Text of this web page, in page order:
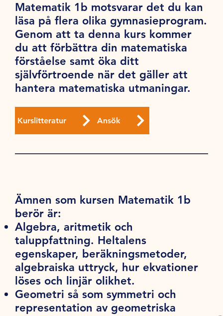
Matematik 1b motsvarar det du kan
läsa på flera olika gymnasieprogram.
Genom att ta denna kurs kommer
du att förbättra din matematiska
förståelse samt öka ditt
självförtroende när det gäller att
hantera matematiska utmaningar.
Kurslitteratur Ansök
Ämnen som kursen Matematik 1b
berör är:
Algebra, aritmetik och
taluppfattning. Heltalens
egenskaper, beräkningsmetoder,
algebraiska uttryck, hur ekvationer
löses och linjär olikhet.
Geometri så som symmetri och
representation av geometriska